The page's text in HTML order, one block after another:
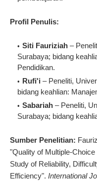
Profil Penulis:
Siti Fauriziah –
Surabaya; bidang
Pendidikan.
Rufi'i – Peneliti,
bidang keahlian:
Sabariah – Peneliti,
Surabaya; bidang
Sumber Penelitian:
"Quality of Multiple-
Study of Reliability,
Efficiency". International